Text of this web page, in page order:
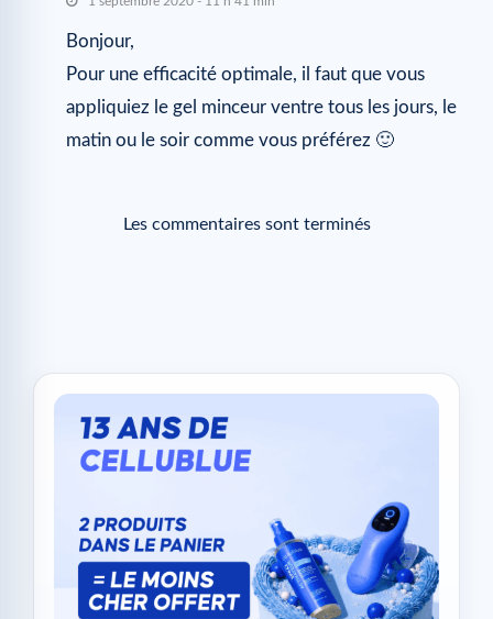
Bonjour,
Pour une efficacité optimale, il faut que vous
appliquiez le gel minceur ventre tous les jours, le
matin ou le soir comme vous préférez 🙂
Les commentaires sont terminés